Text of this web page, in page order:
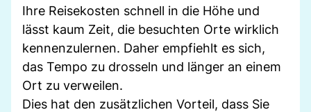
Ihre Reisekosten schnell in die Höhe und
lässt kaum Zeit, die besuchten Orte wirklich
kennenzulernen. Daher empfiehlt es sich,
das Tempo zu drosseln und länger an einem
Ort zu verweilen.
Dies hat den zusätzlichen Vorteil, dass Sie